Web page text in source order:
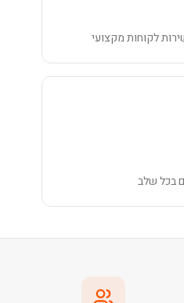
לקוחות מקצועי
בכל שלב